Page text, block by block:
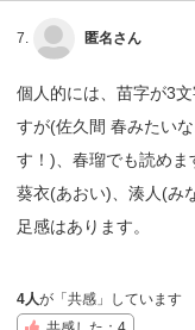
7. 匿名さん
個人的には、苗字が3
すが(佐久間 春みたい
す！)、春瑠でも読めま
葵衣(あおい)、湊人(み
足感はあります。
4人が「共感」しています